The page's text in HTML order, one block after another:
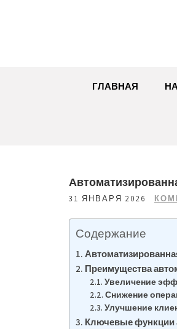
ГЛАВНАЯ
31 ЯНВАРЯ 2026
Содержание
Преимущества
Увеличение
Снижение
Улучшение
Ключевые функции